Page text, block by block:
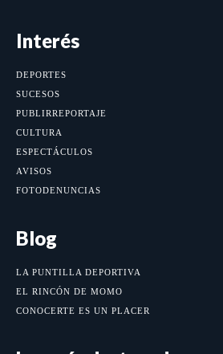
Interés
DEPORTES
SUCESOS
PUBLIRREPORTAJE
CULTURA
ESPECTÁCULOS
AVISOS
FOTODENUNCIAS
Blog
LA PUNTILLA DEPORTIVA
EL RINCÓN DE MOMO
CONOCERTE ES UN PLACER